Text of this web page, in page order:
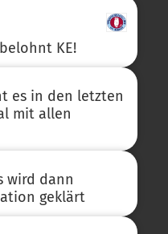
KE!
es in den letzten
mit allen
wird dann
geklärt